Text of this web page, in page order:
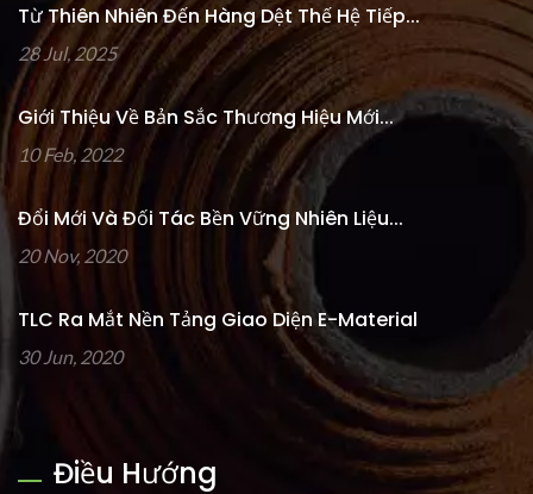
Từ Thiên Nhiên Đến Hàng Dệt Thế Hệ Tiếp...
28 Jul, 2025
Giới Thiệu Về Bản Sắc Thương Hiệu Mới...
10 Feb, 2022
Đổi Mới Và Đối Tác Bền Vững Nhiên Liệu...
20 Nov, 2020
TLC Ra Mắt Nền Tảng Giao Diện E-Material
30 Jun, 2020
Điều Hướng